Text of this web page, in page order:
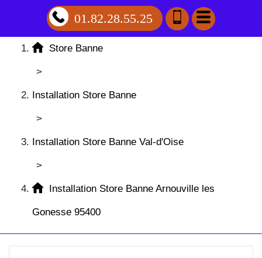
01.82.28.55.25
Store Banne
>
Installation Store Banne
>
Installation Store Banne Val-d'Oise
>
Installation Store Banne Arnouville les
Gonesse 95400